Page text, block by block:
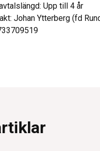
Upp till 4 år
Johan Ytterberg (fd